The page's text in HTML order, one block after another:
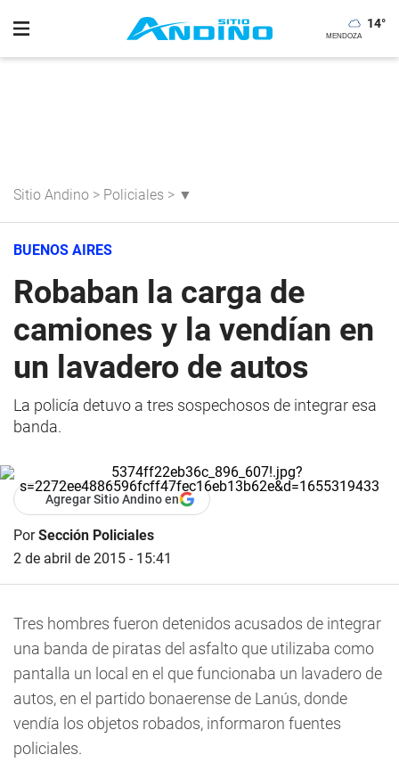
14°
Sitio Andino > Policiales > ▼
BUENOS AIRES
Robaban la carga de
camiones y la vendían en
un lavadero de autos
La policía detuvo a tres sospechosos de integrar esa
banda.
Agregar Sitio Andino en
PorSección Policiales
2 de abril de 2015 - 15:41
Tres hombres fueron detenidos acusados de integrar
una banda de piratas del asfalto que utilizaba como
pantalla un local en el que funcionaba un lavadero de
autos, en el partido bonaerense de Lanús, donde
vendía los objetos robados, informaron fuentes
policiales.